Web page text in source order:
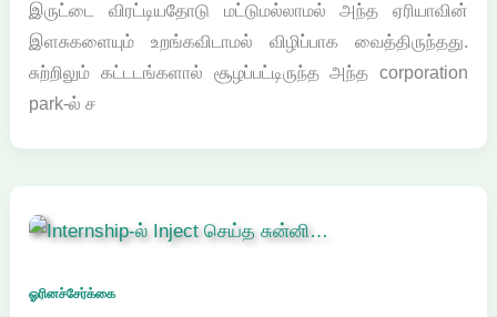
இருட்டை விரட்டியதோடு மட்டுமல்லாமல் அந்த ஏரியாவின்
இளசுகளையும் உறங்கவிடாமல் விழிப்பாக வைத்திருந்தது.
சுற்றிலும் கட்டடங்களால் சூழப்பட்டிருந்த அந்த corporation
park-ல் ச
ஓரினச்சேர்க்கை